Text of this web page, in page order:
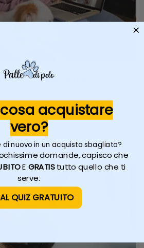
nutrizionale
e un'integrazione su misura per
e mantenere in salute il tuo pet.
acquistare
vero?
nuovo in un acquisto sbagliato?
domande, capisco che
E GRATIStutto quello che ti
serve.
QUIZ GRATUITO